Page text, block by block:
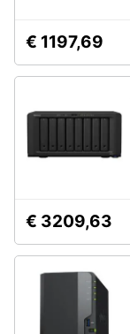
€ 1197,69
€ 3209,63